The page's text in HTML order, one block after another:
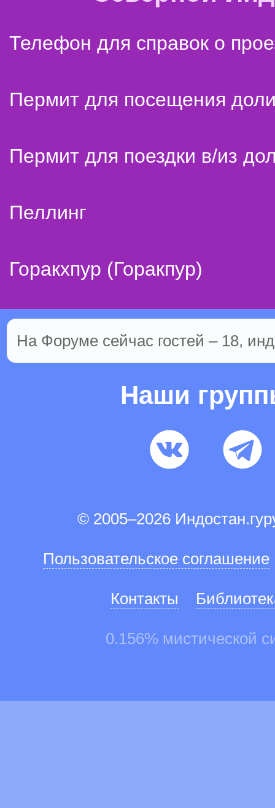
Телефон для справок о
Пермит для посещения
Пермит для поездки в/из
Пеллинг
Горакхпур (Горакпур)
На Форуме сейчас гостей – 18,
Наши
© 2005–2026
Пользовательское соглашение
Контакты
0.156% мистической